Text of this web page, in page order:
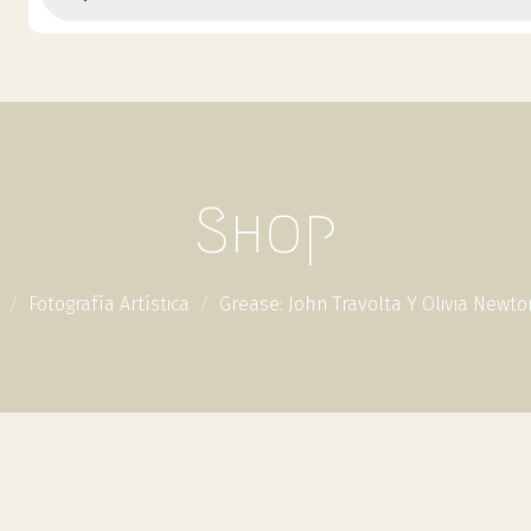
Shop
Fotografía Artística Grease: John Travolta Y Olivia